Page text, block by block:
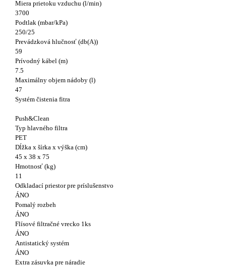
Miera prietoku vzduchu (l/min)
3700
Podtlak (mbar/kPa)
250/25
Prevádzková hlučnosť (db(A))
59
Prívodný kábel (m)
7.5
Maximálny objem nádoby (l)
47
Systém čistenia fitra
Push&Clean
Typ hlavného filtra
PET
Dĺžka x šírka x výška (cm)
45 x 38 x 75
Hmotnosť (kg)
11
Odkladací priestor pre príslušenstvo
ÁNO
Pomalý rozbeh
ÁNO
Flísové filtračné vrecko 1ks
ÁNO
Antistatický systém
ÁNO
Extra zásuvka pre náradie